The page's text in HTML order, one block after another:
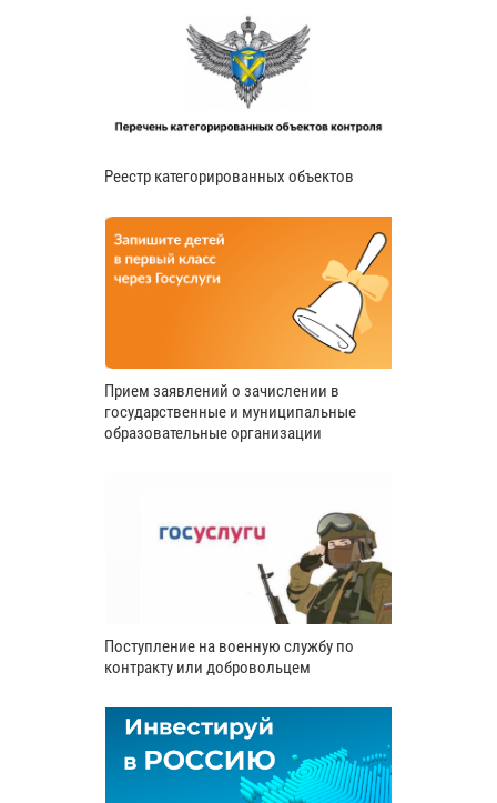
Реестр категорированных объектов
Прием заявлений о зачислении в
государственные и муниципальные
образовательные организации
Поступление на военную службу по
контракту или добровольцем